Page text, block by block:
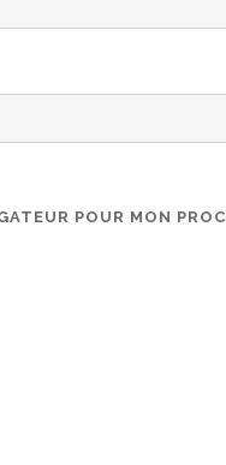
POUR MON